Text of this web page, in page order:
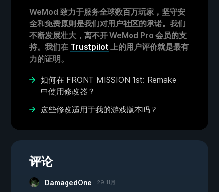
WeMod 致力于服务全球数百万玩家，坚守安
全和免费原则是我们对用户社区的承诺。我们
不断发展壮大，离不开 WeMod Pro 会员的支
持。我们在 Trustpilot 上的用户评价就是最有
力的证明。
如何在 FRONT MISSION 1st: Remake
中使用修改器？
这些修改适用于我的游戏版本吗？
评论
DamagedOne 29 11月